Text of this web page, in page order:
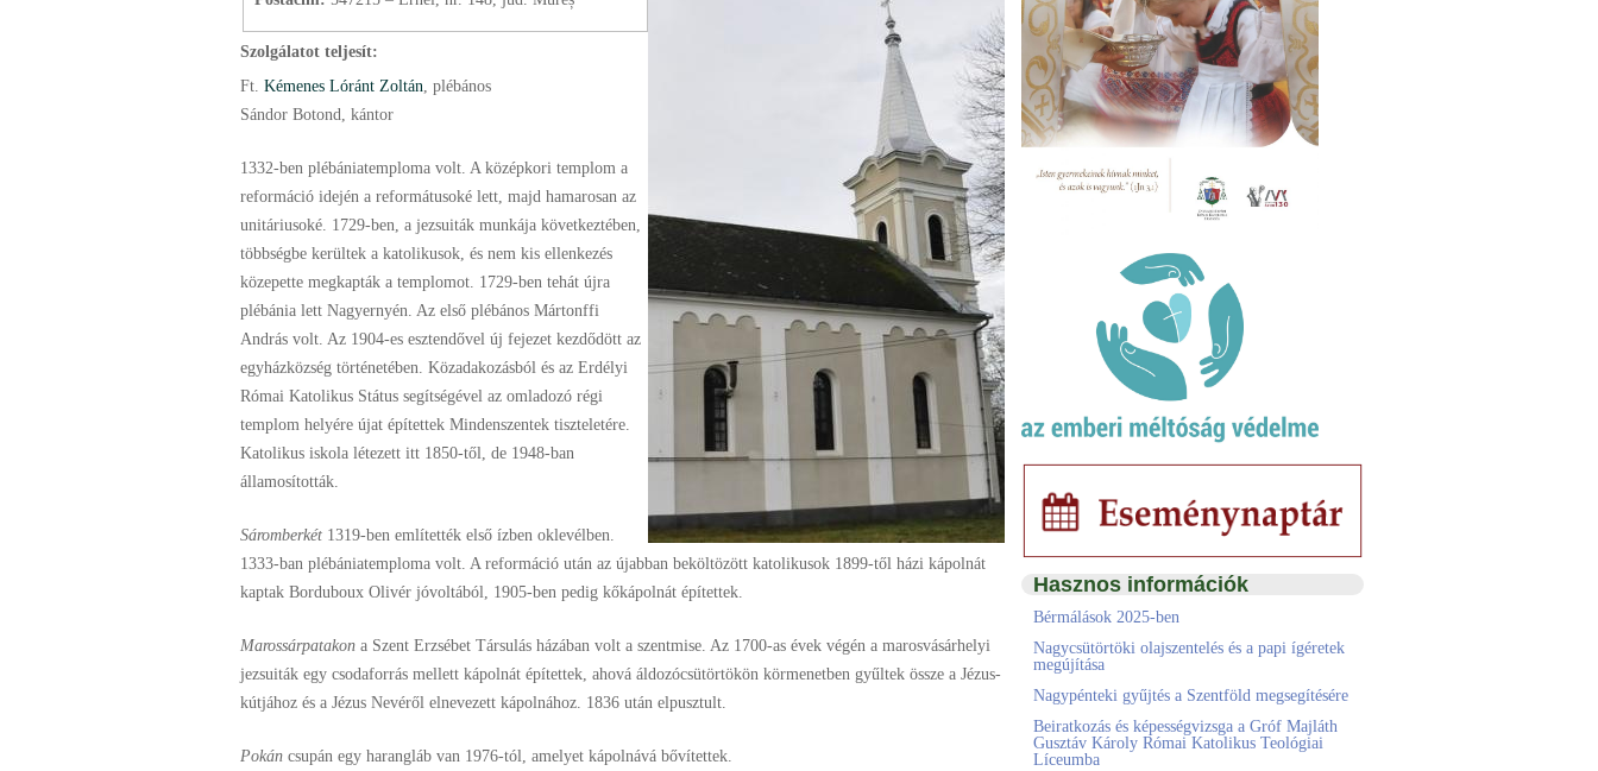
Szolgálatot teljesít:
Ft. Kémenes Lóránt Zoltán , plébános
Sándor Botond, kántor
1332-ben plébániatemploma volt. A középkori templom a
reformáció idején a reformátusoké lett, majd hamarosan az
unitáriusoké. 1729-ben, a jezsuiták munkája következtében,
többségbe kerültek a katolikusok, és nem kis ellenkezés
közepette megkapták a templomot. 1729-ben tehát újra
plébánia lett Nagyernyén. Az első plébános Mártonffi
András volt. Az 1904-es esztendővel új fejezet kezdődött az
egyházközség történetében. Közadakozásból és az Erdélyi
Római Katolikus Státus segítségével az omladozó régi
templom helyére újat építettek Mindenszentek tiszteletére.
Katolikus iskola létezett itt 1850-től, de 1948-ban
államosították.
Sáromberkét 1319-ben említették első ízben oklevélben.
1333-ban plébániatemploma volt. A reformáció után az újabban beköltözött katolikusok 1899-től házi kápolnát
kaptak Borduboux Olivér jóvoltából, 1905-ben pedig kőkápolnát építettek.
Marossárpatakon a Szent Erzsébet Társulás házában volt a szentmise. Az 1700-as évek végén a marosvásárhelyi
jezsuiták egy csodaforrás mellett kápolnát építettek, ahová áldozócsütörtökön körmenetben gyűltek össze a Jézus-
kútjához és a Jézus Nevéről elnevezett kápolnához. 1836 után elpusztult.
Pokán csupán egy harangláb van 1976-tól, amelyet kápolnává bővítettek.
Hasznos információk
Bérmálások 2025-ben
Nagycsütörtöki olajszentelés és a papi ígéretek
megújítása
Nagypénteki gyűjtés a Szentföld megsegítésére
Beiratkozás és képességvizsga a Gróf Majláth
Gusztáv Károly Római Katolikus Teológiai
Líceumba